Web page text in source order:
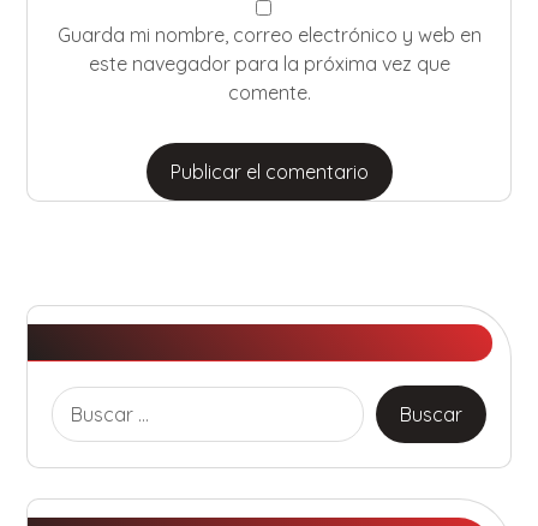
Guarda mi nombre, correo electrónico y web en
este navegador para la próxima vez que
comente.